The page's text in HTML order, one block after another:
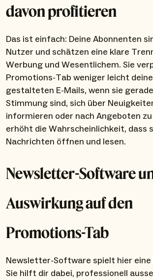
davon profitieren
Das ist einfach: Deine Abonnenten
Nutzer und schätzen eine klare
Werbung und Wesentlichem. Sie
Promotions-Tab weniger leicht
gestalteten E-Mails, wenn sie
Stimmung sind, sich über
informieren oder nach Angeboten
erhöht die Wahrscheinlichkeit, dass
Nachrichten öffnen und lesen.
Newsletter-Software
Auswirkung auf den
Promotions-Tab
Newsletter-Software spielt hier eine
Sie hilft dir dabei, professionell